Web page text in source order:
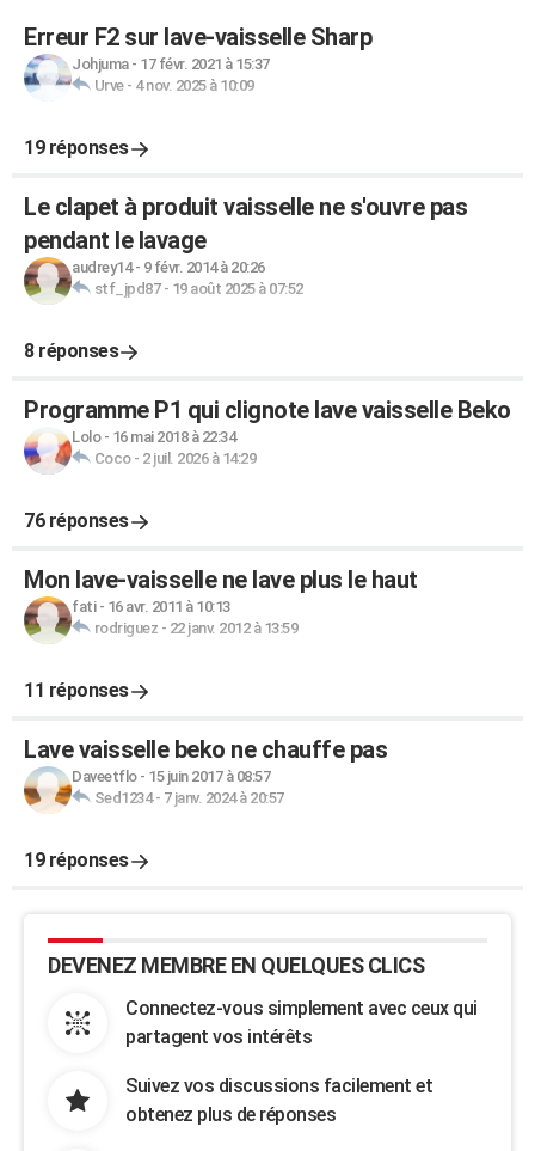
Erreur F2 sur lave-vaisselle Sharp
Johjuma- 17 févr. 2021 à 15:37
Urve- 4 nov. 2025 à 10:09
19 réponses
Le clapet à produit vaisselle ne s'ouvre pas
pendant le lavage
audrey14- 9 févr. 2014 à 20:26
stf_jpd87- 19 août 2025 à 07:52
8 réponses
Programme P1 qui clignote lave vaisselle Beko
Lolo- 16 mai 2018 à 22:34
Coco- 2 juil. 2026 à 14:29
76 réponses
Mon lave-vaisselle ne lave plus le haut
fati- 16 avr. 2011 à 10:13
rodriguez - 22 janv. 2012 à 13:59
11 réponses
Lave vaisselle beko ne chauffe pas
Daveetflo- 15 juin 2017 à 08:57
Sed1234- 7 janv. 2024 à 20:57
19 réponses
DEVENEZ MEMBRE EN QUELQUES CLICS
Connectez-vous simplement avec ceux qui
partagent vos intérêts
Suivez vos discussions facilement et
obtenez plus de réponses